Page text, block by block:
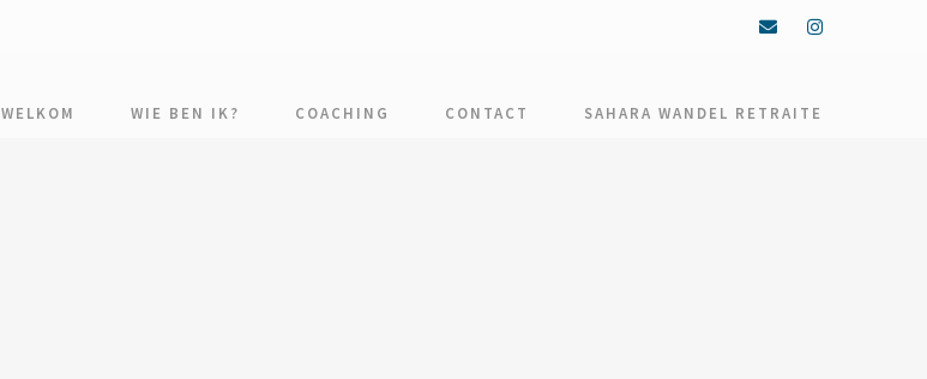
WELKOM WIE BEN IK? COACHING CONTACT SAHARA WANDEL RETRAITE